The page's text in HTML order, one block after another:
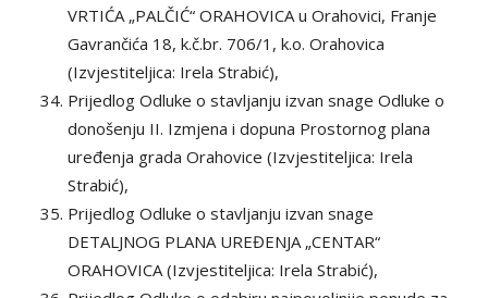
VRTIĆA „PALČIĆ“ ORAHOVICA u Orahovici, Franje
Gavrančića 18, k.č.br. 706/1, k.o. Orahovica
(Izvjestiteljica: Irela Strabić),
Prijedlog Odluke o stavljanju izvan snage Odluke o
donošenju II. Izmjena i dopuna Prostornog plana
uređenja grada Orahovice (Izvjestiteljica: Irela
Strabić),
Prijedlog Odluke o stavljanju izvan snage
DETALJNOG PLANA UREĐENJA „CENTAR“
ORAHOVICA (Izvjestiteljica: Irela Strabić),